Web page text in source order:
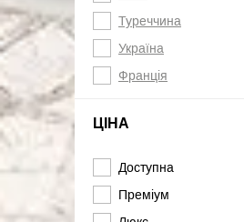
Туреччина
Україна
Франція
ЦІНА
Доступна
Преміум